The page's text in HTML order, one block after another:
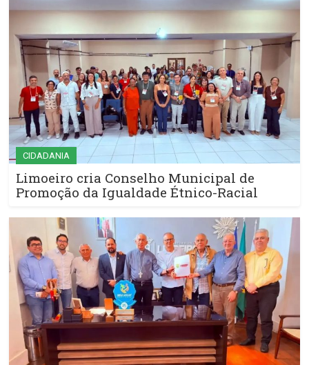
CIDADANIA
Limoeiro cria Conselho Municipal de
Promoção da Igualdade Étnico-Racial